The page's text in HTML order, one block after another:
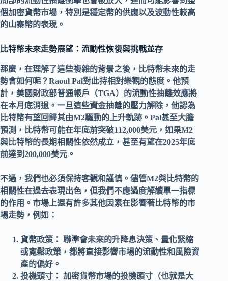
個加密貨幣市場 ，特別是穩定幣的供應以及波動性較高
的山寨幣的表現。
比特幣未來走勢展望：流動性恢復與挑戰並存
那麼，在理解了這些複雜的背景之後， 比特幣未來的走
勢會如何呢？Raoul Pal對此持相對樂觀的態度。他預
計， 美國財政部普通帳戶（TGA） 的流動性抽離效應將
在本月底消退。一旦這些資金抽離的壓力解除，他認為
比特幣有望回歸其由M2驅動的上升軌跡。Pal甚至大膽
預測， 比特幣可能在年底前突破112,000美元，如果M2
與比特幣的長期相關性依然成立，甚至有望在2025年底
前達到200,000美元。
不過，我們也必須保持客觀和謹慎。儘管M2與 比特幣的
相關性在過去表現出色，但我們不應過度解讀單一指標
的作用。市場上還有許多其他因素在影響著 比特幣的市
場走勢，例如：
貨幣政策： 聯準會未來的升降息決策、量化緊縮
或寬鬆政策，都將直接影響市場的流動性和風險資
產的偏好。
投機頭寸： 加密貨幣市場的投機頭寸 （也就是大